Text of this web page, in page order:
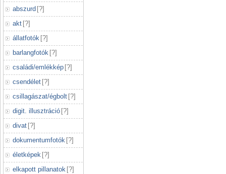
abszurd [?]
akt [?]
állatfotók [?]
barlangfotók [?]
családi/emlékkép [?]
csendélet [?]
csillagászat/égbolt [?]
digit. illusztráció [?]
divat [?]
dokumentumfotók [?]
életképek [?]
elkapott pillanatok [?]